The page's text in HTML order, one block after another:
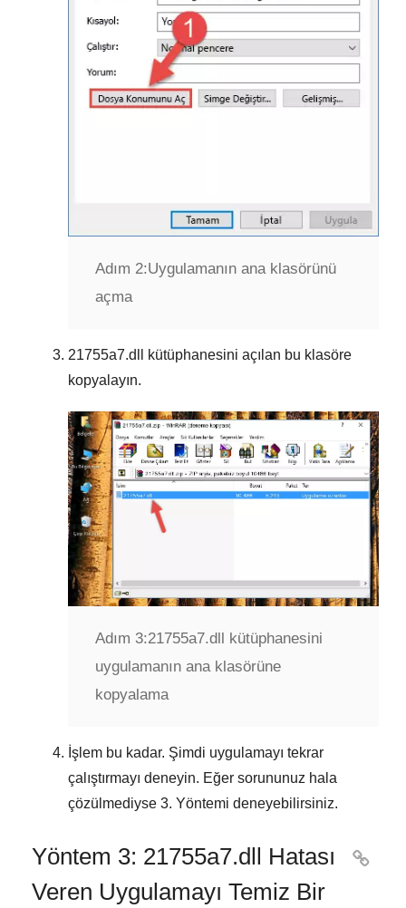
Adım 2:Uygulamanın ana klasörünü
açma
21755a7.dll
kütüphanesini açılan bu klasöre
kopyalayın.
Adım 3:21755a7.dll kütüphanesini
uygulamanın ana klasörüne
kopyalama
İşlem bu kadar. Şimdi uygulamayı tekrar
çalıştırmayı deneyin. Eğer sorununuz hala
çözülmediyse 3. Yöntemi deneyebilirsiniz.
Yöntem 3: 21755a7.dll Hatası
Veren Uygulamayı Temiz Bir
